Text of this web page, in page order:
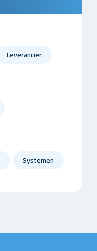
Leverancier
Systemen